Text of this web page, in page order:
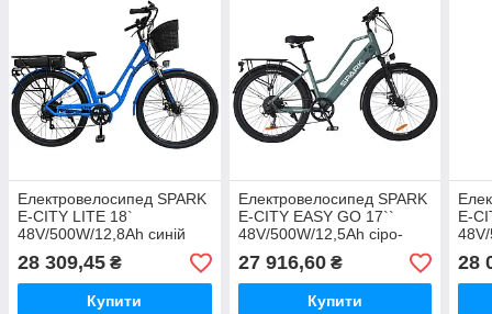
Електровелосипед SPARK
E-CITY LITE 18`
48V/500W/12,8Ah синій
28 309,45 ₴
Купити
Електровелосипед SPARK
E-CITY EASY GO 17``
48V/500W/12,5Ah сіро-
оливковий
27 916,60₴
Купити
E-
28